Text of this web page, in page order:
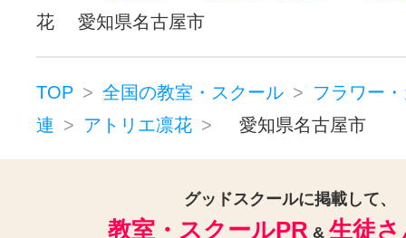
花 愛知県名古屋市
TOP 全国の教室・スクール
フラワー
連
アトリエ凛花 愛知県名古屋市
グッドスクールに掲載して、
教室・スクールPR & 生徒